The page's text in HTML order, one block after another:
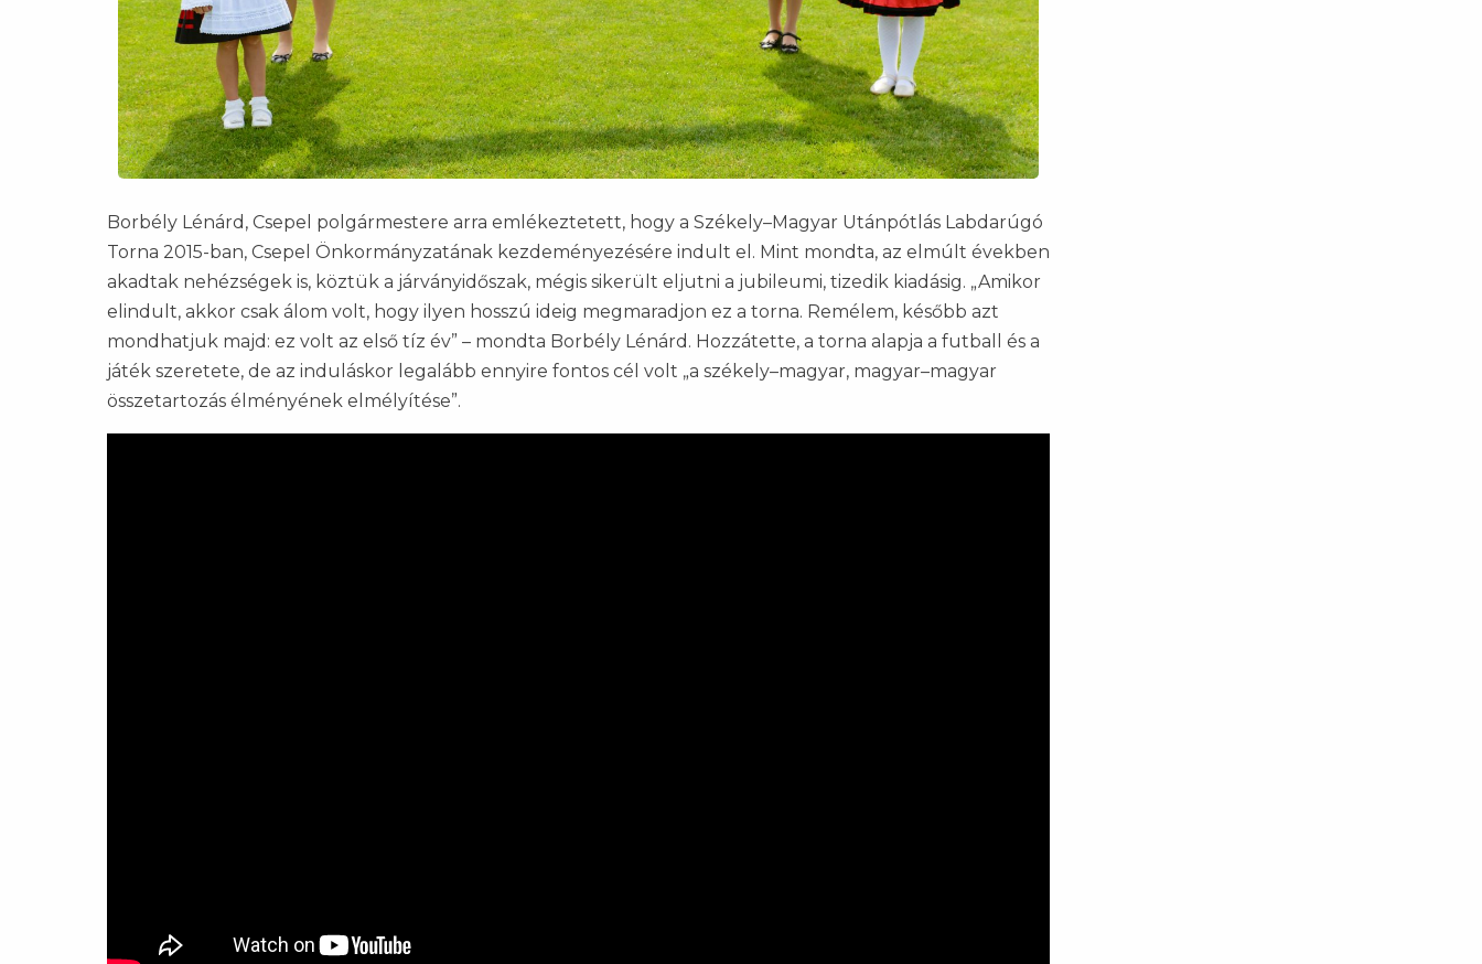
Borbély Lénárd, Csepel polgármestere arra emlékeztetett, hogy a Székely–Magyar Utánpótlás Labdarúgó
Torna 2015-ban, Csepel Önkormányzatának kezdeményezésére indult el. Mint mondta, az elmúlt években
akadtak nehézségek is, köztük a járványidőszak, mégis sikerült eljutni a jubileumi, tizedik kiadásig. „Amikor
elindult, akkor csak álom volt, hogy ilyen hosszú ideig megmaradjon ez a torna. Remélem, később azt
mondhatjuk majd: ez volt az első tíz év” – mondta Borbély Lénárd. Hozzátette, a torna alapja a futball és a
játék szeretete, de az induláskor legalább ennyire fontos cél volt „a székely–magyar, magyar–magyar
összetartozás élményének elmélyítése”.